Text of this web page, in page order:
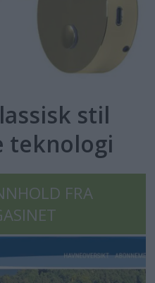
stil
teknologi
FRA